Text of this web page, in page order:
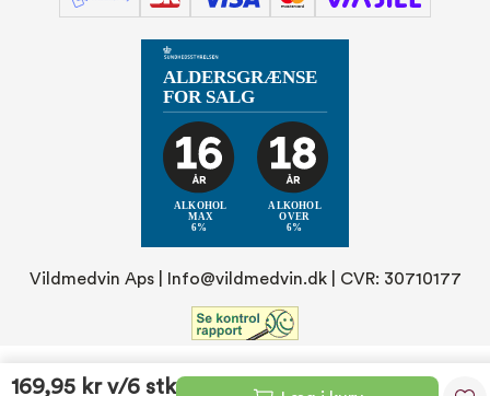
169,95 kr v/6 stk
Vildmedvin Aps | Info@vildmedvin.dk| CVR: 30710177